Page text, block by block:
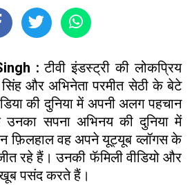
:टीवी इंडस्ट्री की लोकप्रिय
सिंह और अभिनेता परमीत सेठी के बेटे
की दुनिया में अपनी अलग पहचान
सपना अभिनय की दुनिया में
फ़िलहाल वह अपने यूट्यूब व्लॉगस के
रहे हैं। उनकी फॅमिली वीडियो और
पसंद करते हैं।